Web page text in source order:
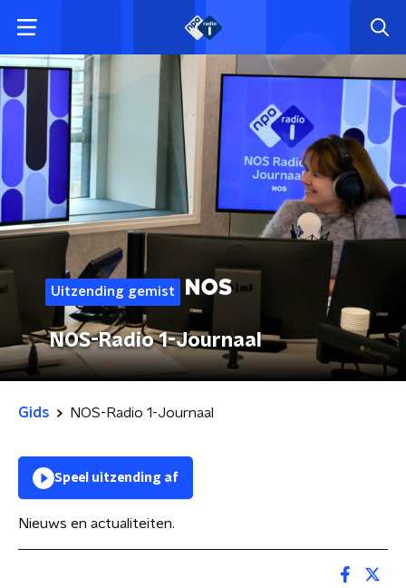
Uitzending gemist
NOS-Radio 1-Journaal
Gids NOS-Radio 1-Journaal
Speel uitzending af
Nieuws en actualiteiten.